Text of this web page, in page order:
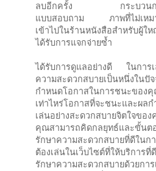
ลบอีกครั้ง กระบวนการร้
แบบสอบถาม ภาพที่ไม่เหมา
เข้าไปในร้านหนังสือสำหรับผู้ใ
ได้รับการแจกจ่ายซ้ำ
ได้รับการดูแลอย่างดี ในการ
ความสะดวกสบายเป็นหนึ่งในปั
กำหนดโอกาสในการชนะของ
เท่าไหร่โอกาสที่จะชนะและผล
เล่นอย่างสะดวกสบายจิตใจขอ
คุณสามารถคิดกลยุทธ์และขั้น
รักษาความสะดวกสบายที่ดีในก
ต้องเล่นในเว็บไซต์ที่ให้บริกา
รักษาความสะดวกสบายด้วยกา